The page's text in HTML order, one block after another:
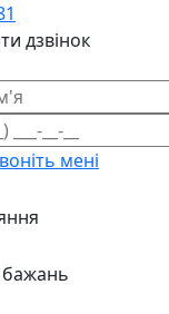
дзвінок
мені